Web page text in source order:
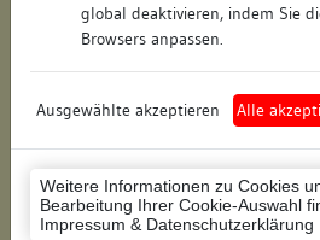
global deaktivieren, indem Sie
Browsers anpassen.
Ausgewählte akzeptieren Alle
Weitere Informationen zu Cookies
Bearbeitung Ihrer Cookie-Auswahl
Impressum & Datenschutzerklärung
Wohnplatzschlüssel:
Flurstücknummer:
Historischer Straßenname:
Lage des Wohnplatzes: